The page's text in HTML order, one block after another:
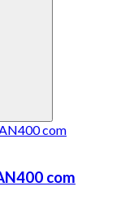
com